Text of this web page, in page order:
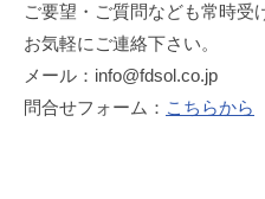
ご要望・ご質問なども常時受
お気軽にご連絡下さい。
メール：info@fdsol.co.jp
問合せフォーム： こちらから